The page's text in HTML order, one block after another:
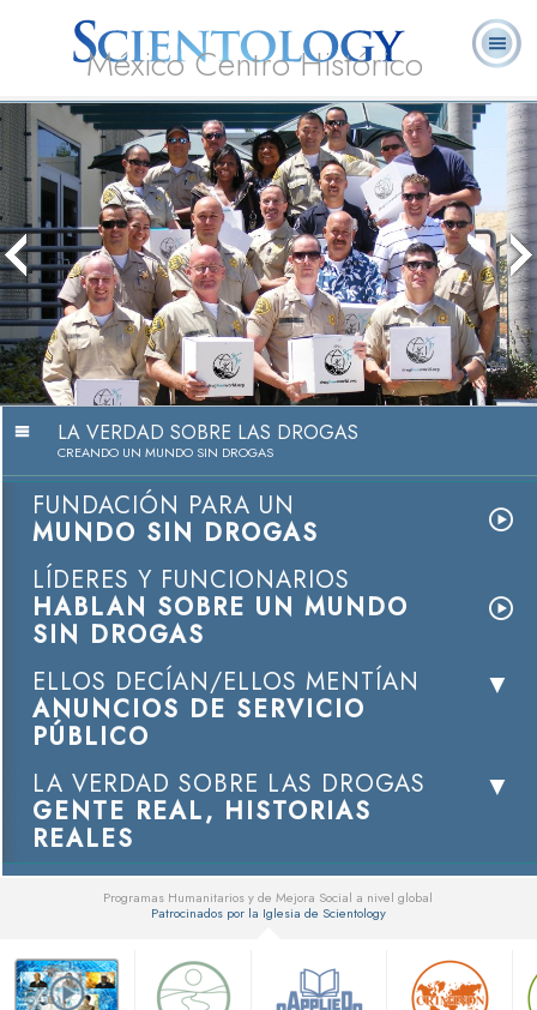
México Centro Histórico
Acerca de
Nosotros
L. Ronald
¿Qué es
Scientology?
Ministros
Voluntarios
Preguntas
Frecuentes
Libros
LA VERDAD SOBRE LAS DROGAS
CREANDO UN MUNDO SIN DROGAS
FUNDACIÓN PARA UN
MUNDO SIN DROGAS
LÍDERES Y FUNCIONARIOS
HABLAN SOBRE UN MUNDO
SIN DROGAS
ELLOS DECÍAN/ELLOS MENTÍAN
ANUNCIOS DE SERVICIO
PÚBLICO
LA VERDAD SOBRE LAS DROGAS
GENTE REAL, HISTORIAS
REALES
Programas Humanitarios y de Mejora Social a nivel global
Patrocinados por la Iglesia de Scientology